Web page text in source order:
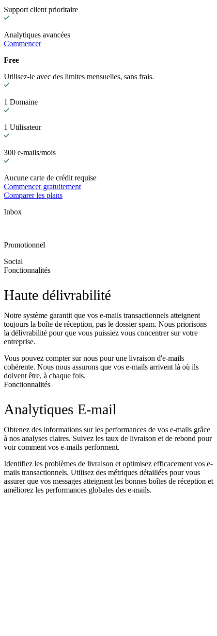
Support client prioritaire
Analytiques avancées
Commencer
Free
Utilisez-le avec des limites mensuelles, sans frais.
1 Domaine
1 Utilisateur
300 e-mails/mois
Aucune carte de crédit requise
Commencer gratuitement
Comparer les plans
Inbox
Promotionnel
Social
Fonctionnalités
Haute délivrabilité
Notre système garantit que vos e-mails transactionnels atteignent
toujours la boîte de réception, pas le dossier spam. Nous priorisons
la délivrabilité pour que vous puissiez vous concentrer sur votre
entreprise.
Vous pouvez compter sur nous pour une livraison d'e-mails
cohérente. Nous nous assurons que vos e-mails arrivent là où ils
doivent être, à chaque fois.
Fonctionnalités
Analytiques E-mail
Obtenez des informations sur les performances de vos e-mails grâce
à nos analyses claires. Suivez les taux de livraison et de rebond pour
voir comment vos e-mails performent.
Identifiez les problèmes de livraison et optimisez efficacement vos e-
mails transactionnels. Utilisez des métriques détaillées pour vous
assurer que vos messages atteignent les bonnes boîtes de réception et
améliorez les performances globales des e-mails.